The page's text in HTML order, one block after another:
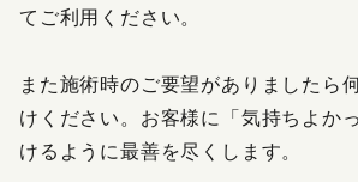
てご利用ください。
また施術時のご要望がありましたら
けください。お客様に「気持ちよか
けるように最善を尽くします。